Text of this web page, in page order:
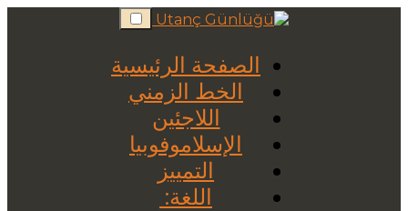
Skip
to
الصفحة الرئيسية
الخط الزمني
اللاجئين
الإسلاموفوبيا
التمييز
اللغة: